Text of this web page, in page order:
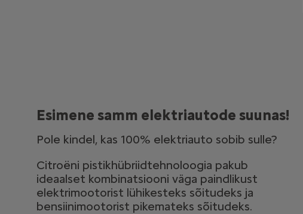
Esimene samm elektriautode suunas!
Pole kindel, kas 100% elektriauto sobib sulle?
Citroëni pistikhübriidtehnoloogia pakub
ideaalset kombinatsiooni väga paindlikust
elektrimootorist lühikesteks sõitudeks ja
bensiinimootorist pikemateks sõitudeks.